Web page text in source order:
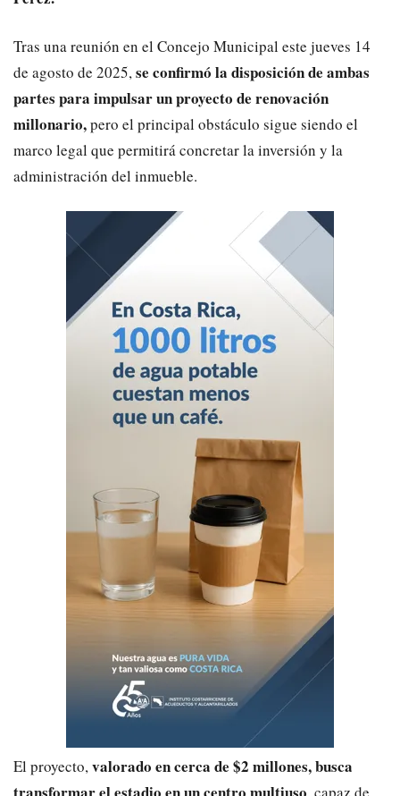
Tras una reunión en el Concejo Municipal este jueves 14
de agosto de 2025,se confirmó la disposición de ambas
partes para impulsar un proyecto de renovación
millonario,pero el principal obstáculo sigue siendo el
marco legal que permitirá concretar la inversión y la
administración del inmueble.
El proyecto,valorado en cerca de $2 millones, busca